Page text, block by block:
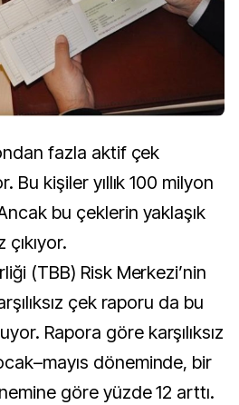
fazla aktif çek
Bu kişiler yıllık 100 milyon
bu çeklerin yaklaşık
çıkıyor.
(TBB) Risk Merkezi’nin
çek raporu da bu
Rapora göre karşılıksız
döneminde, bir
göre yüzde 12 arttı.